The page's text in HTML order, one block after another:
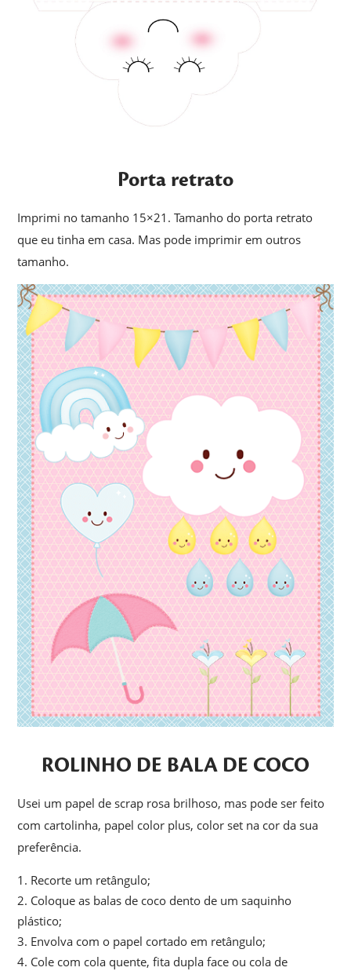
Porta retrato
Imprimi no tamanho 15×21. Tamanho do porta retrato
que eu tinha em casa. Mas pode imprimir em outros
tamanho.
ROLINHO DE BALA DE COCO
Usei um papel de scrap rosa brilhoso, mas pode ser feito
com cartolinha, papel color plus, color set na cor da sua
preferência.
Recorte um retângulo;
Coloque as balas de coco dento de um saquinho
plástico;
Envolva com o papel cortado em retângulo;
Cole com cola quente, fita dupla face ou cola de